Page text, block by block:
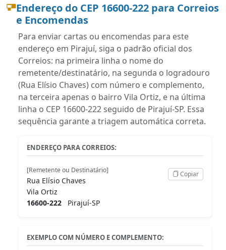
Endereço do CEP 16600-222 para Correios
e Encomendas
Para enviar cartas ou encomendas para este
endereço em Pirajuí, siga o padrão oficial dos
Correios: na primeira linha o nome do
remetente/destinatário, na segunda o logradouro
(Rua Elísio Chaves) com número e complemento,
na terceira apenas o bairro Vila Ortiz, e na última
linha o CEP 16600-222 seguido de Pirajuí-SP. Essa
sequência garante a triagem automática correta.
ENDEREÇO PARA CORREIOS:
[Remetente ou Destinatário]
Rua Elísio Chaves
Vila Ortiz
16600-222 Pirajuí-SP
Copiar
EXEMPLO COM NÚMERO E COMPLEMENTO: